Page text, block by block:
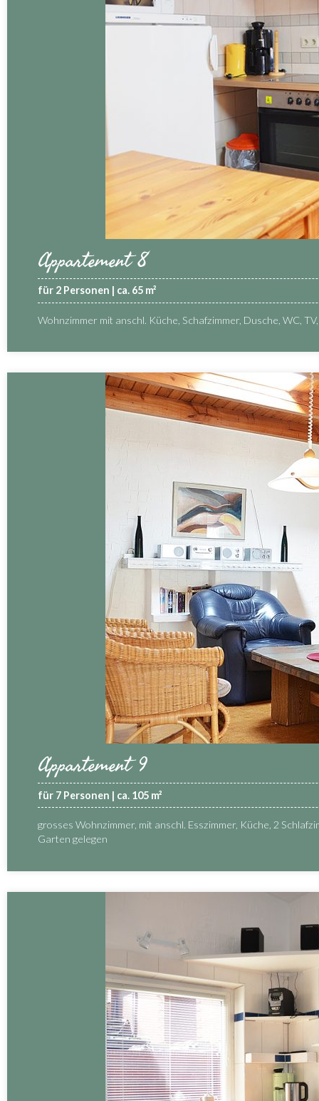
Appartement 8
für 2 Personen | ca. 65 m²
Wohnzimmer mit anschl. Küche, Schafzimmer, Dusche, WC,
Appartement 9
für 7 Personen | ca. 105 m²
grosses Wohnzimmer, mit anschl. Esszimmer, Küche, 2
Garten gelegen